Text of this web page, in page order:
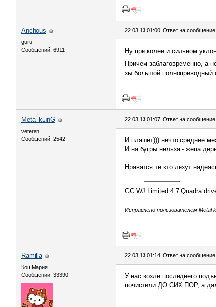
Anchous
guru
Сообщений: 6911
22.03.13 01:00 Ответ на сообщение
Ну при колее и сильном
Причем заблаговременно, а
зы большой полноприводный
Metal kыnG
veteran
Сообщений: 2542
22.03.13 01:07 Ответ на сообщение
И пляшет))) нечто среднее
И на бугры нельзя - жепа
Нравятся те кто лезут
GC WJ Limited 4.7 Quadra
Исправлено пользователем Metal
Ramilla
КошМария
Сообщений: 33390
22.03.13 01:14 Ответ на сообщение
У нас возле последнего
почистили ДО СИХ ПОР, а